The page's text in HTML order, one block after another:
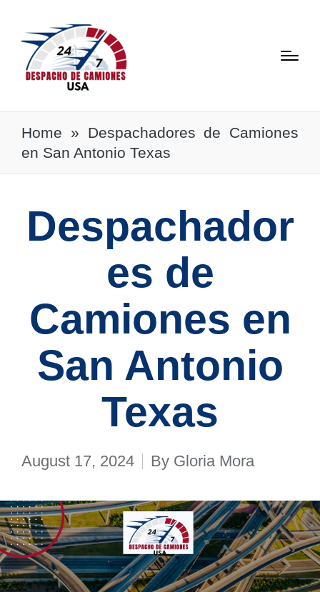
Home » Despachadores de Camiones
en San Antonio Texas
Despachador
es de
Camiones en
San Antonio
Texas
August 17, 2024
Posted
By Gloria Mora